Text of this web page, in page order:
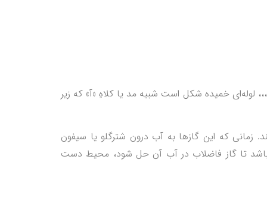
لوله‌ای خميده شکل است شبيه مد يا کلاهِ «آ» که زير
که اين گازها به آب درون شترگلو یا سیفون
باشد تا گاز فاضلاب در آب آن حل شود، محيط دست‌